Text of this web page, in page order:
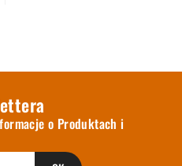
o Produktach i